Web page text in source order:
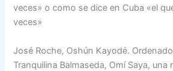
veces» o como se dice en Cuba «el
veces»
José Roche, Oshún Kayodé.
Tranquilina Balmaseda, Omí Saya, una